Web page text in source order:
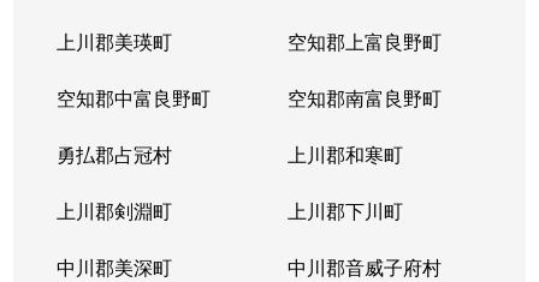
上川郡美瑛町 空知郡上富良野町
空知郡中富良野町 空知郡南富良野町
勇払郡占冠村 上川郡和寒町
上川郡剣淵町 上川郡下川町
中川郡美深町 中川郡音威子府村